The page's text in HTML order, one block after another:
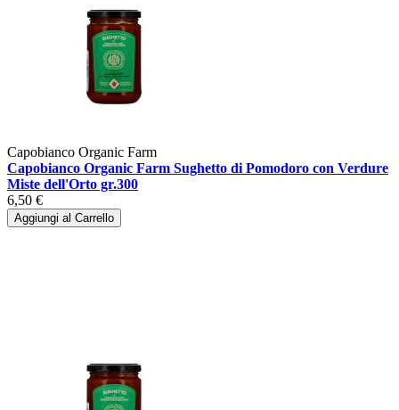
Capobianco Organic Farm
Capobianco Organic Farm Sughetto di Pomodoro con Verdure
Miste dell'Orto gr.300
6,50 €
Aggiungi al Carrello